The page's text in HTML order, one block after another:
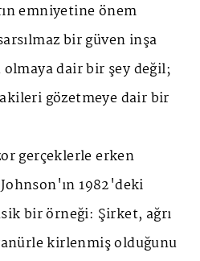
emniyetine önem
bir güven inşa
dair bir şey değil;
gözetmeye dair bir
gerçeklerle erken
1982'deki
bir örneği: Şirket, ağrı
kirlenmiş olduğunu